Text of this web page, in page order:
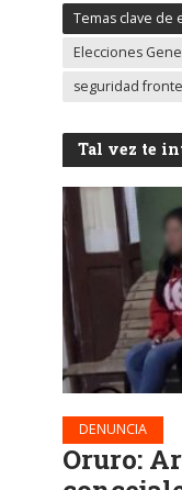
Temas clave de
Elecciones
seguridad
Tal vez te
DENUNCIA
Oruro: